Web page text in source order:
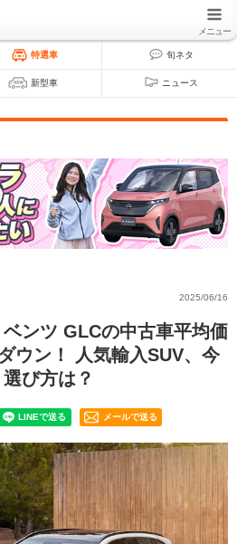
メニュー
特選車 旬ネタ
新型車 ニュース
2025/06/16
ンツ GLCの中古車平均価
ウン！ 人気輸入SUV、今
び方は？
メールで送る